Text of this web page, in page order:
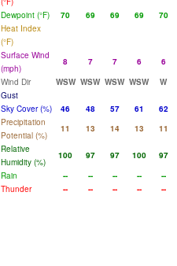
Dewpoint (°F)
70 69 69 69 70
Heat Index
(°F)
Surface Wind
(mph)
8 7 7 6 6
Wind Dir
WSW WSW WSW WSW W
Gust
Sky Cover (%)
46 48 57 61 62
Precipitation
Potential (%)
11 13 14 13 11
Relative
Humidity (%)
100 97 97 100 97
Rain
-- -- -- -- --
Thunder
-- -- -- -- --